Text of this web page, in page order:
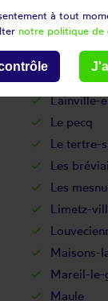
Issou
Jouy-en-
La
La
Lainville-
Le pecq
Le tertre-
Les
Les
Limetz-
Maisons-
Mareil-le-
Maule
à tout
notre politique de